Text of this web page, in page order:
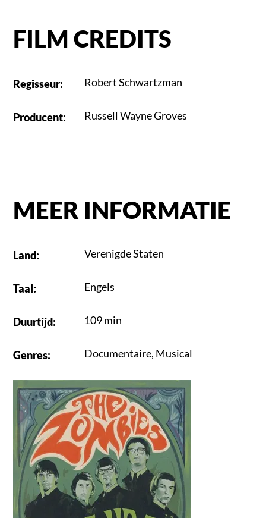
FILM CREDITS
Regisseur: Robert Schwartzman
Producent: Russell Wayne Groves
MEER INFORMATIE
Land: Verenigde Staten
Taal: Engels
Duurtijd: 109 min
Genres: Documentaire, Musical